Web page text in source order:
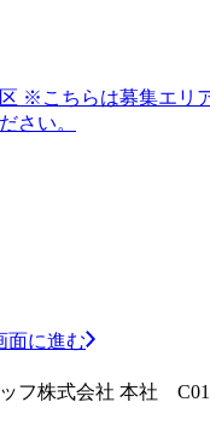
※こちらは募集エリ
さい。
面に進む
フ株式会社 本社